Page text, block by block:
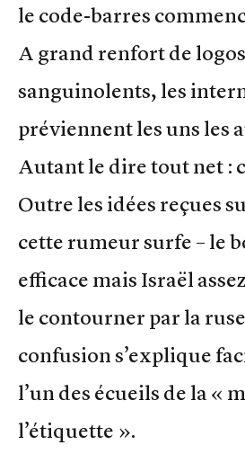
le code-barres
A grand renfort de logos
sanguinolents, les
préviennent les uns les
Autant le dire tout net :
Outre les idées reçues
cette rumeur surfe – le
efficace mais Israël
le contourner par la
confusion s’explique
l’un des écueils de la «
l’étiquette ».